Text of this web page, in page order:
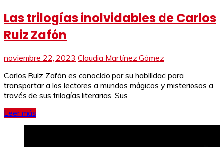
Las trilogías inolvidables de Carlos
Ruiz Zafón
noviembre 22, 2023 Claudia Martínez Gómez
Carlos Ruiz Zafón es conocido por su habilidad para
transportar a los lectores a mundos mágicos y misteriosos a
través de sus trilogías literarias. Sus
Leer más